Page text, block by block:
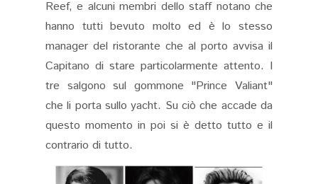
Reef, e alcuni membri dello staff notano che
hanno tutti bevuto molto ed è lo stesso
manager del ristorante che al porto avvisa il
Capitano di stare particolarmente attento. I
tre salgono sul gommone "Prince Valiant"
che li porta sullo yacht. Su ciò che accade da
questo momento in poi si è detto tutto e il
contrario di tutto.